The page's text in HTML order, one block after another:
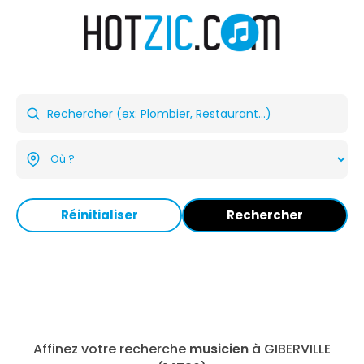
Réinitialiser Rechercher
Affinez votre recherche musicien à GIBERVILLE